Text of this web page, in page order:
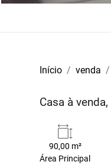
Início venda
Casa à
90,00 m²
Área Principal